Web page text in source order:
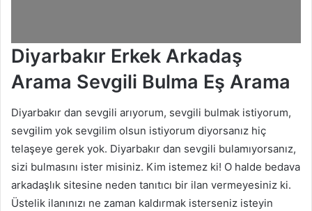
Diyarbakır Erkek Arkadaş
Arama Sevgili Bulma Eş Arama
Diyarbakır dan sevgili arıyorum, sevgili bulmak istiyorum,
sevgilim yok sevgilim olsun istiyorum diyorsanız hiç
telaşeye gerek yok. Diyarbakır dan sevgili bulamıyorsanız,
sizi bulmasını ister misiniz. Kim istemez ki! O halde bedava
arkadaşlık sitesine neden tanıtıcı bir ilan vermeyesiniz ki.
Üstelik ilanınızı ne zaman kaldırmak isterseniz isteyin